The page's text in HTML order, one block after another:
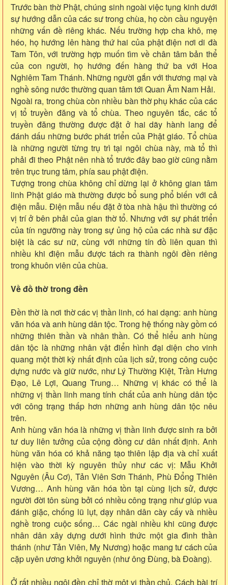
Trước bàn thờ Phật, chúng sinh ngoài việc tụng kinh dưới
sự hướng dẫn của các sư trong chùa, họ còn cầu nguyện
những vấn đề riêng khác. Nếu trường hợp cha khô, mẹ
héo, họ hướng lên hàng thứ hai của phật điện nơi di đà
Tam Tôn, với trường hợp muốn tìm về chân tâm bản thể
của con người, họ hướng đến hàng thứ ba với Hoa
Nghiêm Tam Thánh. Những người gắn với thương mại và
nghề sông nước thường quan tâm tới Quan Âm Nam Hải.
Ngoài ra, trong chùa còn nhiều bàn thờ phụ khác của các
vị tổ truyền đăng và tổ chùa. Theo nguyên tắc, các tổ
truyền đăng thường được đặt ở hai dãy hành lang để
đánh dấu những bước phát triển của Phật giáo. Tổ chùa
là những người từng trụ trì tại ngôi chùa này, mà tổ thì
phải đi theo Phật nên nhà tổ trước đây bao giờ cũng nằm
trên trục trung tâm, phía sau phật điện.
Tượng trong chùa không chỉ dừng lại ở không gian tâm
linh Phật giáo mà thường được bổ sung phổ biến với cả
điện mẫu. Điện mẫu nếu đặt ở tòa nhà hậu thì thường có
vị trí ở bên phải của gian thờ tổ. Nhưng với sự phát triển
của tín ngưỡng này trong sự ủng hộ của các nhà sư đặc
biệt là các sư nữ, cùng với những tín đồ liên quan thì
nhiều khi điện mẫu được tách ra thành ngôi đền riêng
trong khuôn viên của chùa.
Về đồ thờ trong đền
Đền thờ là nơi thờ các vị thần linh, có hai dạng: anh hùng
văn hóa và anh hùng dân tộc. Trong hệ thống này gồm có
những thiên thần và nhân thần. Có thể hiểu anh hùng
dân tộc là những nhân vật điển hình đại diện cho vinh
quang một thời kỳ nhất định của lịch sử, trong công cuộc
dựng nước và giữ nước, như Lý Thường Kiệt, Trần Hưng
Đạo, Lê Lợi, Quang Trung… Những vị khác có thể là
những vị thần linh mang tính chất của anh hùng dân tộc
với công trạng thấp hơn những anh hùng dân tộc nêu
trên.
Anh hùng văn hóa là những vị thần linh được sinh ra bởi
tư duy liên tưởng của cộng đồng cư dân nhất định. Anh
hùng văn hóa có khả năng tạo thiên lập địa và chỉ xuất
hiện vào thời kỳ nguyên thủy như các vị: Mẫu Khởi
Nguyên (Âu Cơ), Tản Viên Sơn Thánh, Phù Đổng Thiên
Vương… Anh hùng văn hóa tồn tại cùng lịch sử, được
người đời tôn sùng bởi có nhiều công trạng như giúp vua
đánh giặc, chống lũ lụt, dạy nhân dân cày cấy và nhiều
nghề trong cuộc sống… Các ngài nhiều khi cũng được
nhân dân xây dựng dưới hình thức một gia đình thần
thánh (như Tản Viên, Mỵ Nương) hoặc mang tư cách của
cặp uyên ương khởi nguyên (như ông Đùng, bà Đoàng).
Ở rất nhiều ngôi đền chỉ thờ một vị thần chủ. Cách bài trí